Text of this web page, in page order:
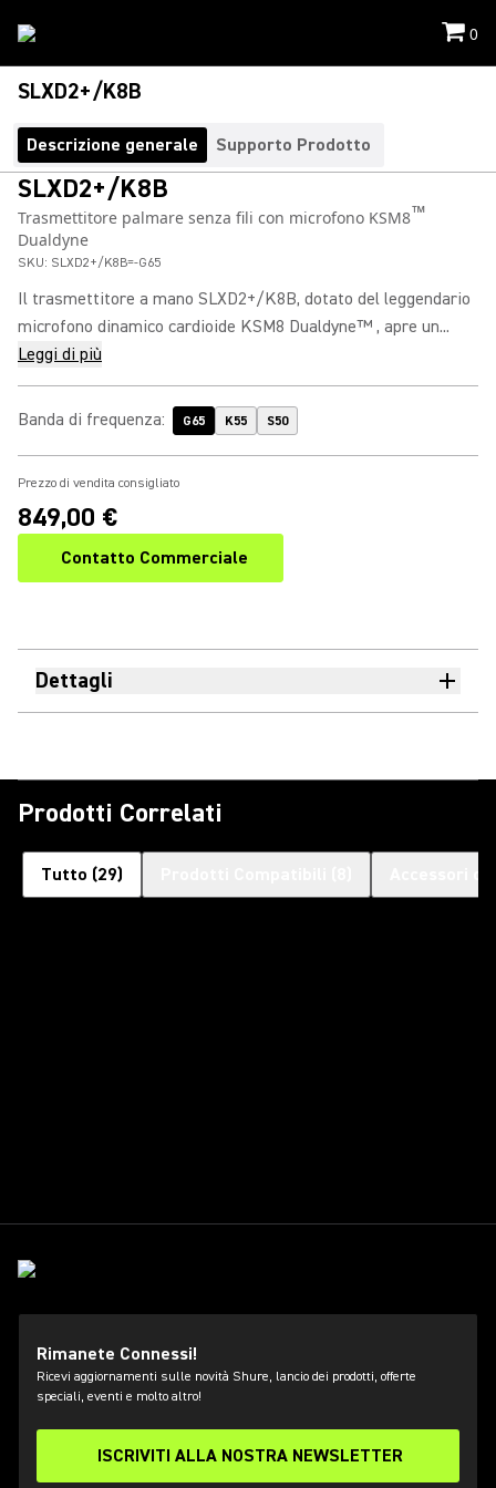
0
SLXD2+/K8B
Descrizione generale Supporto Prodotto
SLXD2+/K8B
Trasmettitore palmare senza fili con microfono KSM8™
Dualdyne
SKU: SLXD2+/K8B=-G65
Il trasmettitore a mano SLXD2+/K8B, dotato del leggendario
microfono dinamico cardioide KSM8 Dualdyne™ , apre un...
Leggi di più
Banda di frequenza: G65 K55 S50
Prezzo di vendita consigliato
849,00 €
Contatto Commerciale
Dettagli
Prodotti Correlati
Tutto (29)
Rimanete Connessi!
Ricevi aggiornamenti sulle novità Shure, lancio dei prodotti, offerte
speciali, eventi e molto altro!
ISCRIVITI ALLA NOSTRA NEWSLETTER